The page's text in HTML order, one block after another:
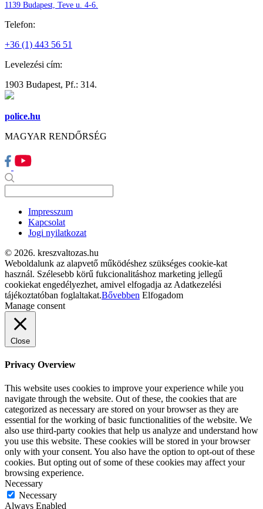
1139 Budapest, Teve u. 4-6.
Telefon:
+36 (1) 443 56 51
Levelezési cím:
1903 Budapest, Pf.: 314.
police.hu
MAGYAR RENDŐRSÉG
Impresszum
Kapcsolat
Jogi nyilatkozat
© 2026. kreszvaltozas.hu
Weboldalunk az alapvető működéshez szükséges cookie-kat
használ. Szélesebb körű fukcionalitáshoz marketing jellegű
cookiekat engedélyezhet, amivel elfogadja az Adatkezelési
tájékoztatóban foglaltakat.Bővebben Elfogadom
Manage consent
Close
Privacy Overview
This website uses cookies to improve your experience while you
navigate through the website. Out of these, the cookies that are
categorized as necessary are stored on your browser as they are
essential for the working of basic functionalities of the website. We
also use third-party cookies that help us analyze and understand how
you use this website. These cookies will be stored in your browser
only with your consent. You also have the option to opt-out of these
cookies. But opting out of some of these cookies may affect your
browsing experience.
Necessary
Necessary
Always Enabled